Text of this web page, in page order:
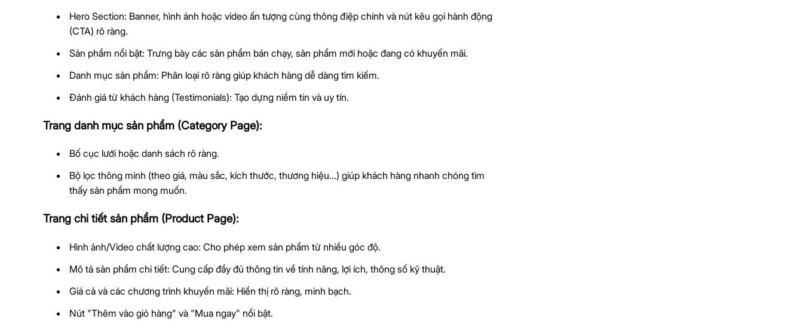
Hero Section: Banner, hình ảnh hoặc video ấn tượng cùng thông điệp chính và nút kêu gọi hành động
(CTA) rõ ràng.
Sản phẩm nổi bật: Trưng bày các sản phẩm bán chạy, sản phẩm mới hoặc đang có khuyến mãi.
Danh mục sản phẩm: Phân loại rõ ràng giúp khách hàng dễ dàng tìm kiếm.
Đánh giá từ khách hàng (Testimonials): Tạo dựng niềm tin và uy tín.
Trang danh mục sản phẩm (Category Page):
Bố cục lưới hoặc danh sách rõ ràng.
Bộ lọc thông minh (theo giá, màu sắc, kích thước, thương hiệu...) giúp khách hàng nhanh chóng tìm
thấy sản phẩm mong muốn.
Trang chi tiết sản phẩm (Product Page):
Hình ảnh/Video chất lượng cao: Cho phép xem sản phẩm từ nhiều góc độ.
Mô tả sản phẩm chi tiết: Cung cấp đầy đủ thông tin về tính năng, lợi ích, thông số kỹ thuật.
Giá cả và các chương trình khuyến mãi: Hiển thị rõ ràng, minh bạch.
Nút "Thêm vào giỏ hàng" và "Mua ngay" nổi bật.